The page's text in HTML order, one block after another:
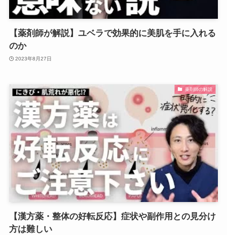
【薬剤師が解説】ユベラで効果的に美肌を手に入れる
のか
2023年8月27日
薬剤師の解説
【漢方薬・整体の好転反応】症状や副作用との見分け
方は難しい